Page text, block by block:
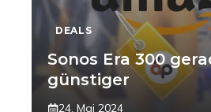
DEALS
Sonos Era 300
günstiger
24. Mai 2024